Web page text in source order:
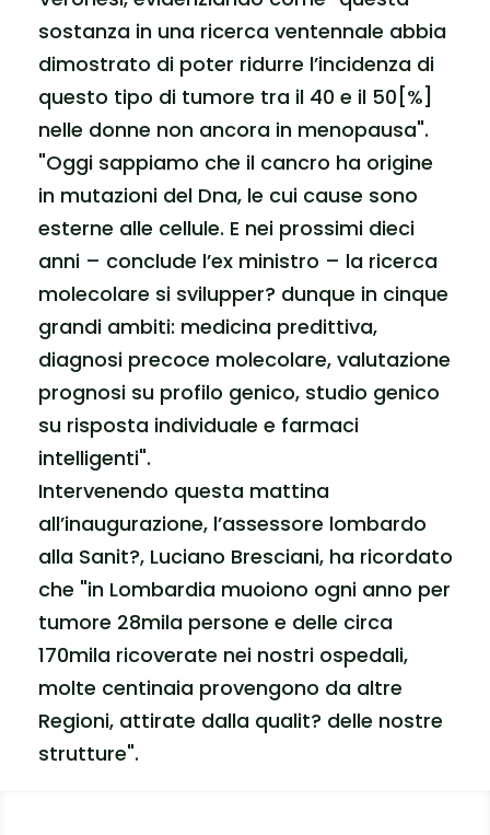
sostanza in una ricerca ventennale abbia
dimostrato di poter ridurre l’incidenza di
questo tipo di tumore tra il 40 e il 50[%]
nelle donne non ancora in menopausa".
"Oggi sappiamo che il cancro ha origine
in mutazioni del Dna, le cui cause sono
esterne alle cellule. E nei prossimi dieci
anni – conclude l’ex ministro – la ricerca
molecolare si svilupper? dunque in cinque
grandi ambiti: medicina predittiva,
diagnosi precoce molecolare, valutazione
prognosi su profilo genico, studio genico
su risposta individuale e farmaci
intelligenti".
Intervenendo questa mattina
all’inaugurazione, l’assessore lombardo
alla Sanit?, Luciano Bresciani, ha ricordato
che "in Lombardia muoiono ogni anno per
tumore 28mila persone e delle circa
170mila ricoverate nei nostri ospedali,
molte centinaia provengono da altre
Regioni, attirate dalla qualit? delle nostre
strutture".